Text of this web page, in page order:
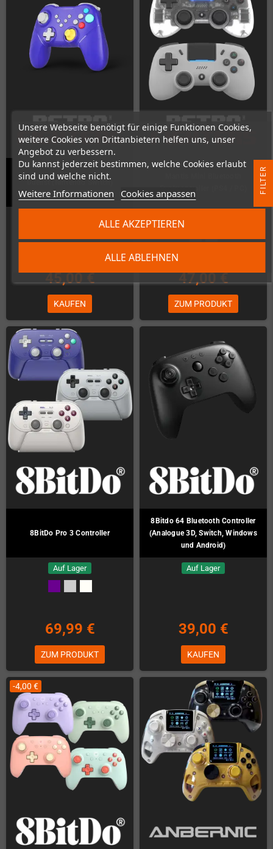
Unsere Webseite benötigt für einige Funktionen Cookies,
weitere Cookies von Drittanbietern helfen uns, unser
Angebot zu verbessern.
Du kannst jederzeit bestimmen, welche Cookies erlaubt
sind und welche nicht.
Weitere Informationen Cookies anpassen
ALLE ABLEHNEN
ALLE AKZEPTIEREN
45,00 €
KAUFEN
47,00 €
ZUM PRODUKT
8BitDo Pro 3 Controller
Auf Lager
69,99 €
ZUM PRODUKT
8Bitdo 64 Bluetooth Controller
(Analogue 3D, Switch, Windows
und Android)
Auf Lager
39,00 €
KAUFEN
-4,00 €
R